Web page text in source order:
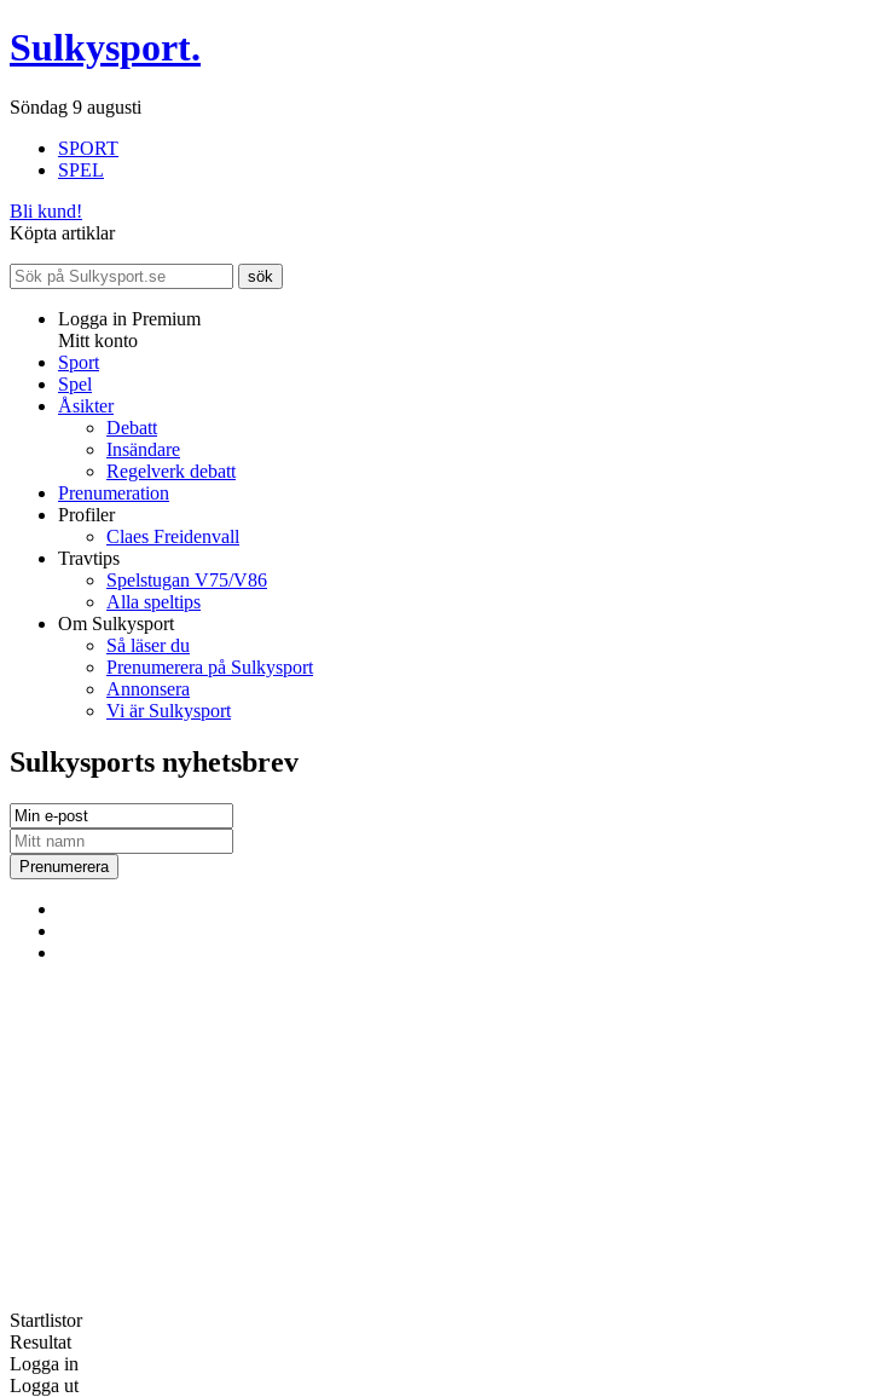
Sulkysport.
Söndag 9 augusti
SPORT
SPEL
Bli kund!
Köpta artiklar
Logga in Premium
Mitt konto
Sport
Spel
Åsikter
Debatt
Insändare
Regelverk debatt
Prenumeration
Profiler
Claes Freidenvall
Travtips
Spelstugan V75/V86
Alla speltips
Om Sulkysport
Så läser du
Prenumerera på Sulkysport
Annonsera
Vi är Sulkysport
Sulkysports nyhetsbrev
Startlistor
Resultat
Logga in
Logga ut